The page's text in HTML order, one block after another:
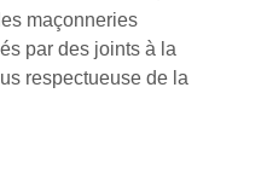
maçonneries
par des joints à la
respectueuse de la